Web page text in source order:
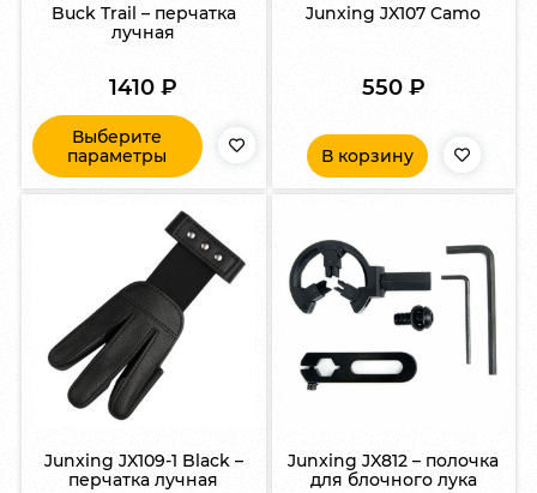
Buck Trail – перчатка
лучная
1410₽
Выберите
параметры
Junxing JX107 Camo
550 ₽
В корзину
Junxing JX109-1 Black –
перчатка лучная
Junxing JX812 – полочка
для блочного лука